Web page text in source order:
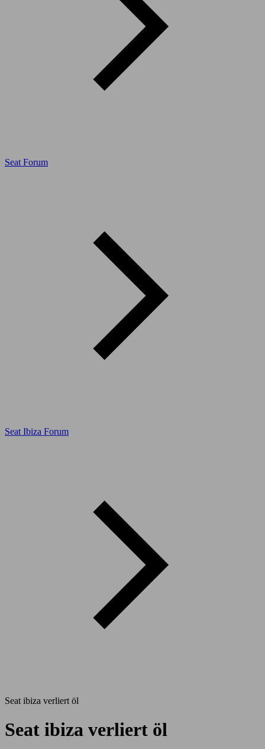
Seat Forum
Seat Ibiza Forum
Seat ibiza verliert öl
Seat ibiza verliert öl